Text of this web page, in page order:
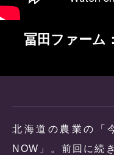
冨田ファーム
北海道の農業の「
NOW」。前回に続